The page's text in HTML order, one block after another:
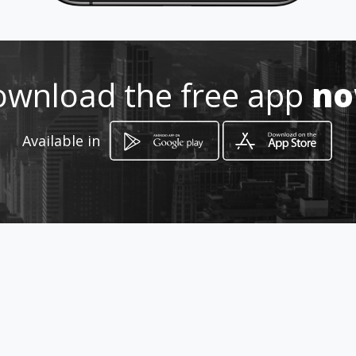
shakila@shakila.gr
http://shakila.gr/
Location -
the free app
Available in